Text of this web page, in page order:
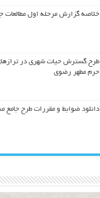
خلاصه گزارش مرحله اول مطالعات
طرح گسترش حیات شهري در
حرم مطهر رضوي
دانلود ضوابط و مقررات طرح جامع